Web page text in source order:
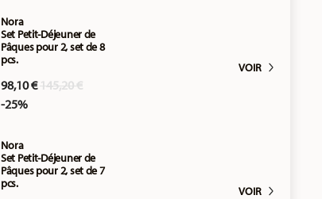
Nora
Set Petit-Déjeuner de
Pâques pour 2, set de 8
pcs.
98,10 €Price reduced from
145,20 €to
-25%
VOIR
Nora
Set Petit-Déjeuner de
Pâques pour 2, set de 7
pcs.
VOIR